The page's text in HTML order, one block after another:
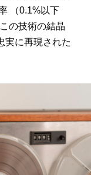
（0.1%以下
の技術の結晶
実に再現された